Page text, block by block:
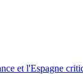
et l'Espagne